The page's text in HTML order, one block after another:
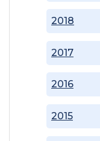
2015
2016
2017
2018